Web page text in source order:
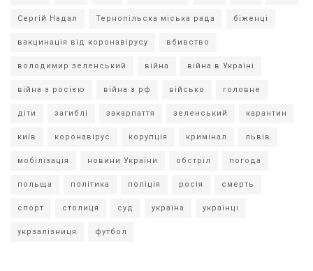
Сергій Надал Тернопільска міська рада біженці
вакцинація від коронавірусу вбивство
володимир зеленський війна війна в Україні
війна з росією війна з рф військо головне
діти загиблі закарпаття зеленський карантин
київ коронавірус корупція кримінал львів
мобілізація новини України обстріл погода
польща політика поліція росія смерть
спорт столиця суд україна українці
укрзалізниця футбол